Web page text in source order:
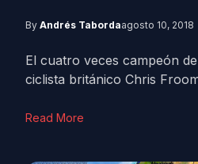
By Andrés Tabordaagosto 10, 2018
El cuatro veces campeón
ciclista británico Chris
Read More